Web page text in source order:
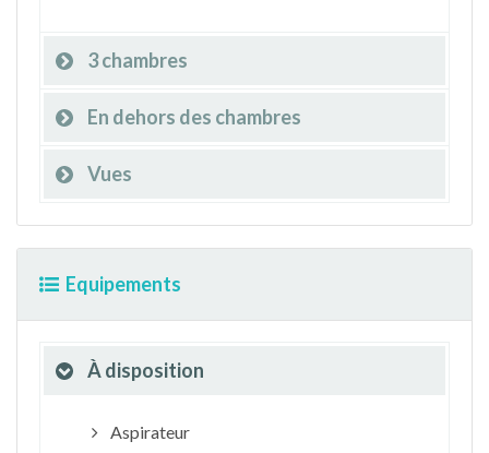
3 chambres
En dehors des chambres
Vues
Equipements
À disposition
Aspirateur